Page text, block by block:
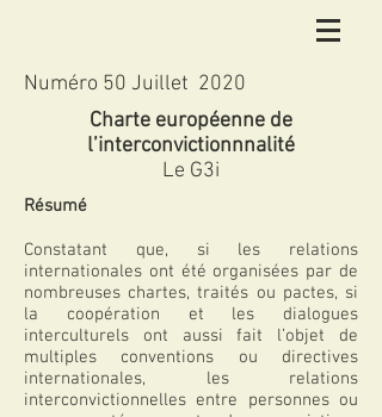
Résumé
Constatant que, si les relations
internationales ont été organisées par de
nombreuses chartes, traités ou pactes, si
la coopération et les dialogues
interculturels ont aussi fait l’objet de
multiples conventions ou directives
internationales, les relations
interconvictionnelles entre personnes ou
Charte européenne de
l’interconvictionnnalité
Le G3i
Numéro 50 Juillet 2020